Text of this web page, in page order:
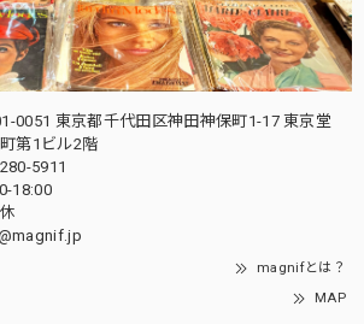
0051 東京都千代田区神田神保町1-17 東京堂
第1ビル2階
5911
18:00
magnifとは？
MAP